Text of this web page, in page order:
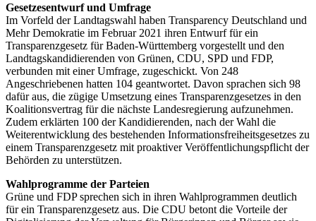
Gesetzesentwurf und Umfrage
Im Vorfeld der Landtagswahl haben Transparency Deutschland und
Mehr Demokratie im Februar 2021 ihren Entwurf für ein
Transparenzgesetz für Baden-Württemberg vorgestellt und den
Landtagskandidierenden von Grünen, CDU, SPD und FDP,
verbunden mit einer Umfrage, zugeschickt. Von 248
Angeschriebenen hatten 104 geantwortet. Davon sprachen sich 98
dafür aus, die zügige Umsetzung eines Transparenzgesetzes in den
Koalitionsvertrag für die nächste Landesregierung aufzunehmen.
Zudem erklärten 100 der Kandidierenden, nach der Wahl die
Weiterentwicklung des bestehenden Informationsfreiheitsgesetzes zu
einem Transparenzgesetz mit proaktiver Veröffentlichungspflicht der
Behörden zu unterstützen.
Wahlprogramme der Parteien
Grüne und FDP sprechen sich in ihren Wahlprogrammen deutlich
für ein Transparenzgesetz aus. Die CDU betont die Vorteile der